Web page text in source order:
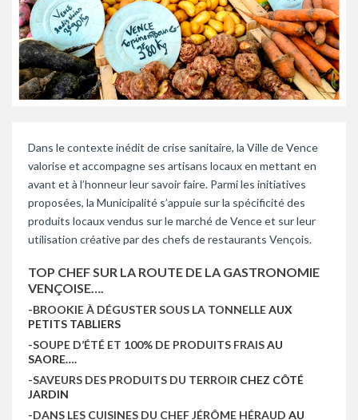
Dans le contexte inédit de crise sanitaire, la Ville de Vence
valorise et accompagne ses artisans locaux en mettant en
avant et à l’honneur leur savoir faire. Parmi les initiatives
proposées, la Municipalité s’appuie sur la spécificité des
produits locaux vendus sur le marché de Vence et sur leur
utilisation créative par des chefs de restaurants Vençois.
TOP CHEF SUR LA ROUTE DE LA GASTRONOMIE
VENÇOISE….
-BROOKIE À DÉGUSTER SOUS LA TONNELLEAUX
PETITS TABLIERS
-SOUPE D’ÉTÉ ET 100% DE PRODUITS FRAISAU
SAORE….
-SAVEURS DES PRODUITS DU TERROIR CHEZ CÔTÉ
JARDIN
-DANS LES CUISINES DU CHEF JÉRÔME HÉRAUD AU